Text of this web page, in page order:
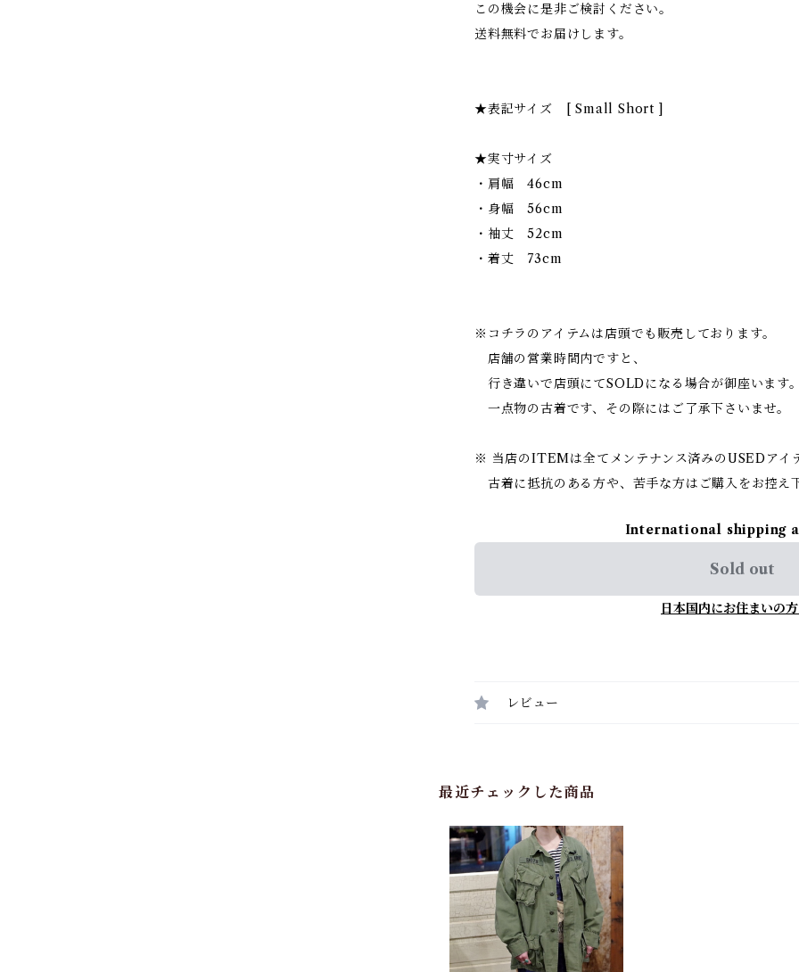
この機会に是非ご検討ください。
送料無料でお届けします。
★表記サイズ [ Small Short ]
★実寸サイズ
・肩幅 46cm
・身幅 56cm
・袖丈 52cm
・着丈 73cm
※コチラのアイテムは店頭でも販売しております。
店舗の営業時間内ですと、
行き違いで店頭にてSOLDになる場合が御座います。
一点物の古着です、その際にはご了承下さいませ。
※ 当店のITEMは全てメンテナンス済みのUSEDアイ
古着に抵抗のある方や、苦手な方はご購入をお控え
International shipping
Sold out
日本国内にお住まいの
レビュー
最近チェックした商品